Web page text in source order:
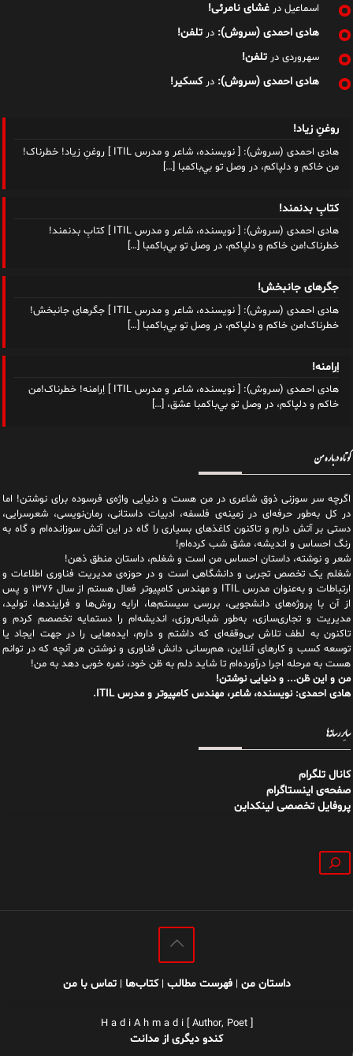
اسماعیل در غشای نامرئی!
هادی احمدی (سروش): در تلفن!
سهروردی در تلفن!
هادی احمدی (سروش): درکسکیر!
روغنِ زیاد!
هادی احمدی (سروش): [ نویسنده، شاعر و مدرس ITIL ] روغنِ زیاد! خطرناک!
من خاکم و دلپاکم، در وصل تو بي‌باکمبا […]
کتابِ بدنمند!
هادی احمدی (سروش): [ نویسنده، شاعر و مدرس ITIL ] کتابِ بدنمند!
خطرناک!من خاکم و دلپاکم، در وصل تو بي‌باکمبا […]
جگرهای جانبخش!
هادی احمدی (سروش): [ نویسنده، شاعر و مدرس ITIL ] جگرهای جانبخش!
خطرناک!من خاکم و دلپاکم، در وصل تو بي‌باکمبا […]
اِرامنه!
هادی احمدی (سروش): [ نویسنده، شاعر و مدرس ITIL ] اِرامنه! خطرناک!من
خاکم و دلپاکم، در وصل تو بي‌باکمبا عشق، […]
کوتاه درباره من
اگرچه سر سوزنی ذوق شاعری در من هست و دنیایی واژه‌‌ی فرسوده برای نوشتن! اما
در کل به‌طور حرفه‌ای در زمینه‌ی فلسفه، ادبیات داستانی، رمان‌نویسی، شعرسرایی،
دستی بر آتش دارم و تاکنون کاغذهای بسیاری را گاه در این آتش سوزانده‌ام و گاه به
رنگ احساس و اندیشه، مشق شب کرده‌ام!
شعر و نوشته، داستان احساس من است و شغلم، داستان منطق ذهن!
شغلم یک تخصص تجربی و دانشگاهی است و در حوزه‌ی مدیریت فناوری اطلاعات و
ارتباطات و به‌عنوان مدرس ITIL و مهندس کامپیوتر فعال هستم از سال ۱۳۷۶ و پس
از آن با پروژه‌های دانشجویی، بررسی سیستم‌ها، ارایه روش‌ها و فرایندها، تولید،
مدیریت و تجاری‌سازی، به‌طور شبانه‌روزی، اندیشه‌ام را دستمایه تخصصم کردم و
تاکنون به لطف تلاش بی‌وقفه‌ای که داشتم و دارم، اید‌ه‌هایی را در جهت ایجاد یا
توسعه کسب و کارهای آنلاین، هم‌رسانی دانش فناوری و نوشتن هر آنچه که در توانم
هست به مرحله اجرا درآورده‌ام تا شاید دلم به ظن خود، نمره خوبی دهد به من!
من و این ظن... و دنیایی نوشتن!
هادی احمدی: نویسنده، شاعر، مهندس کامپیوتر و مدرس ITIL.
سایر رسانه‌ها
کانال تلگرام
صفحه‌ی اینستاگرام
پروفایل تخصصی لینکداین
جستجو
داستان من |فهرست مطالب |کتاب‌ها |تماس با من
H a d i A h m a d i [ Author, Poet ]
کندو دیگری از مدانت